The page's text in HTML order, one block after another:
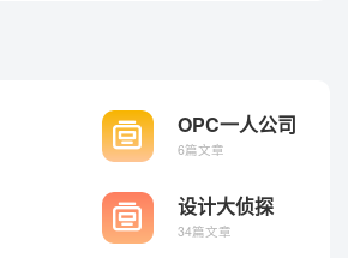
OPC一人公司
保姆级指南
6篇文章
设计大侦探
34篇文章